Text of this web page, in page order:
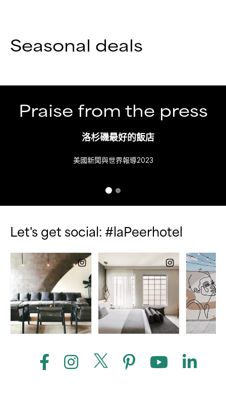
Seasonal deals
Praise from the press
洛杉磯最好的飯店
美國新聞與世界報導2023
Let's get social: #laPeerhotel